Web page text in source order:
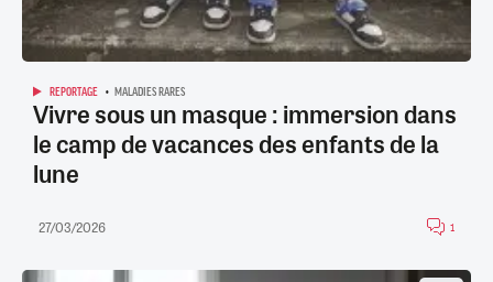
REPORTAGE MALADIES RARES
Vivre sous un masque : immersion dans
le camp de vacances des enfants de la
lune
27/03/2026 1